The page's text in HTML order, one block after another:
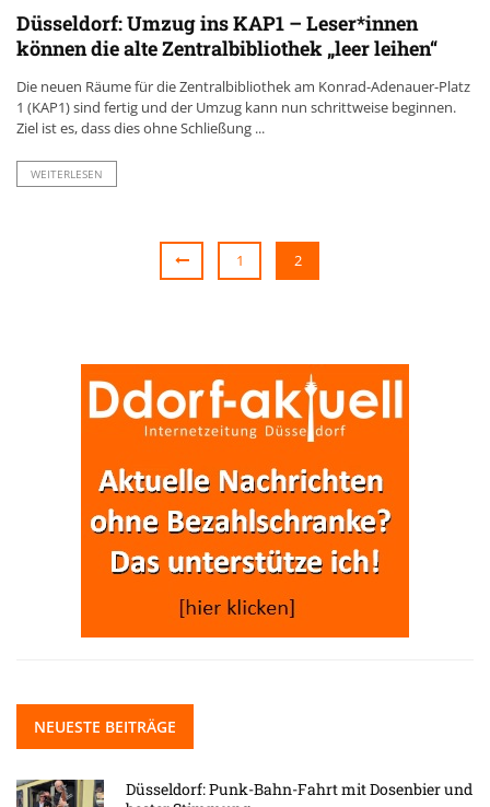
Düsseldorf: Umzug ins KAP1 – Leser*innen
können die alte Zentralbibliothek „leer leihen“
Die neuen Räume für die Zentralbibliothek am Konrad-Adenauer-Platz
1 (KAP1) sind fertig und der Umzug kann nun schrittweise beginnen.
Ziel ist es, dass dies ohne Schließung ...
WEITERLESEN
1 2
NEUESTE BEITRÄGE
Düsseldorf: Punk-Bahn-Fahrt mit Dosenbier und